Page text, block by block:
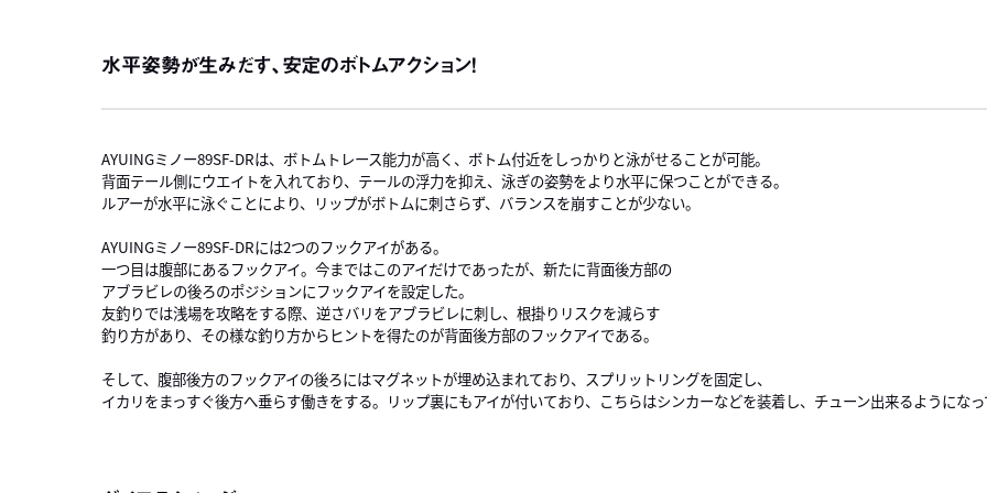
水平姿勢が生みだす、安定のボトムアクション！
AYUINGミノー89SF-DRは、ボトムトレース能力が高く、ボトム付近をしっかりと泳がせることが可能。
背面テール側にウエイトを入れており、テールの浮力を抑え、泳ぎの姿勢をより水平に保つことができる。
ルアーが水平に泳ぐことにより、リップがボトムに刺さらず、バランスを崩すことが少ない。
AYUINGミノー89SF-DRには2つのフックアイがある。
一つ目は腹部にあるフックアイ。今まではこのアイだけであったが、新たに背面後方部の
アブラビレの後ろのポジションにフックアイを設定した。
友釣りでは浅場を攻略をする際、逆さバリをアブラビレに刺し、根掛りリスクを減らす
釣り方があり、その様な釣り方からヒントを得たのが背面後方部のフックアイである。
そして、腹部後方のフックアイの後ろにはマグネットが埋め込まれており、スプリットリングを固定し、
イカリをまっすぐ後方へ垂らす働きをする。リップ裏にもアイが付いており、こちらはシンカーなどを装着し、チューン出来るようにな